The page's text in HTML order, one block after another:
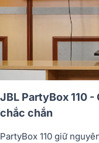
JBL PartyBox 110
chắc chắn
PartyBox 110 giữ